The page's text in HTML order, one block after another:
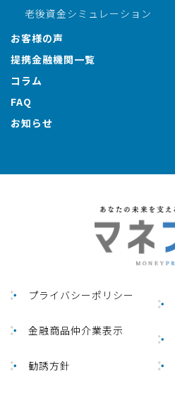
老後資金シミュレーション
お客様の声
提携金融機関一覧
コラム
FAQ
お知らせ
プライバシーポリシー
金融商品仲介業表⽰
勧誘方針